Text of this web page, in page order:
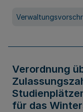
Verordnung
für das